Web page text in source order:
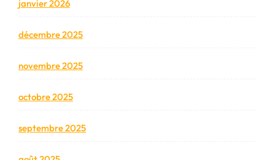
janvier 2026
décembre 2025
novembre 2025
octobre 2025
septembre 2025